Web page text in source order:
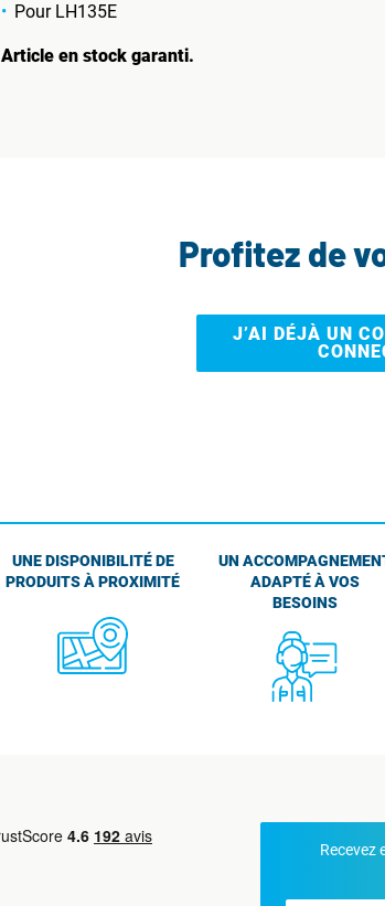
Pour LH135E
Article en stock garanti.
Profitez de
J’AI DÉJÀ UN
UNE DISPONIBILITÉ DE
PRODUITS À PROXIMITÉ
UN
ADAPTÉ À VOS
BESOINS
Recevez